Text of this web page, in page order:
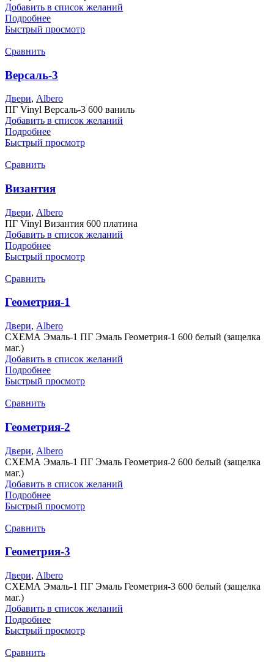
Добавить в список желаний
Подробнее
Быстрый просмотр
Сравнить
Версаль-3
Двери, Albero
ПГ Vinyl Версаль-3 600 ваниль
Добавить в список желаний
Подробнее
Быстрый просмотр
Сравнить
Византия
Двери, Albero
ПГ Vinyl Византия 600 платина
Добавить в список желаний
Подробнее
Быстрый просмотр
Сравнить
Геометрия-1
Двери, Albero
СХЕМА Эмаль-1 ПГ Эмаль Геометрия-1 600 белый (защелка
маг.)
Добавить в список желаний
Подробнее
Быстрый просмотр
Сравнить
Геометрия-2
Двери, Albero
СХЕМА Эмаль-1 ПГ Эмаль Геометрия-2 600 белый (защелка
маг.)
Добавить в список желаний
Подробнее
Быстрый просмотр
Сравнить
Геометрия-3
Двери, Albero
СХЕМА Эмаль-1 ПГ Эмаль Геометрия-3 600 белый (защелка
маг.)
Добавить в список желаний
Подробнее
Быстрый просмотр
Сравнить